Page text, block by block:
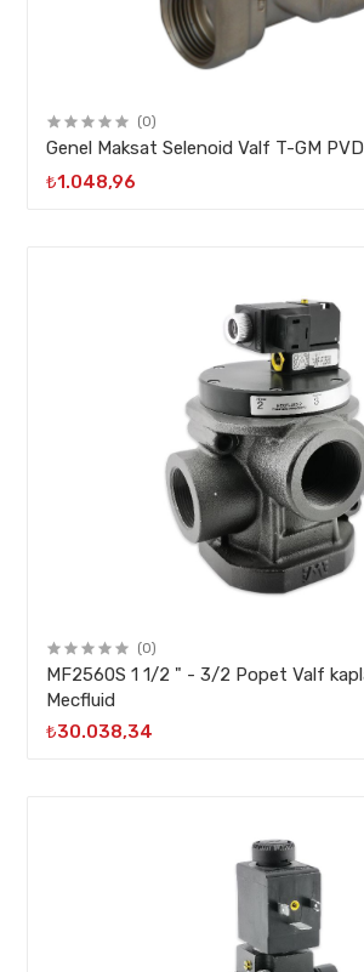
(0)
Genel Maksat Selenoid Valf T-GM PVD
₺1.048,96
(0)
MF2560S 1 1/2 " - 3/2 Popet Valf kaplalı Merkez
Mecfluid
₺30.038,34